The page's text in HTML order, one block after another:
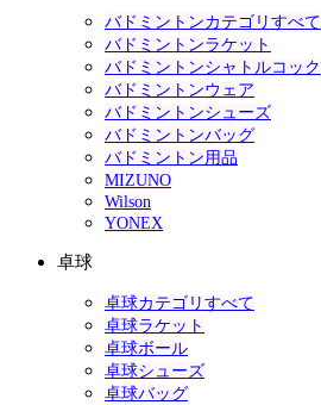
バドミントンカテゴリすべて
バドミントンラケット
バドミントンシャトルコック
バドミントンウェア
バドミントンシューズ
バドミントンバッグ
バドミントン用品
MIZUNO
Wilson
YONEX
卓球
卓球カテゴリすべて
卓球ラケット
卓球ボール
卓球シューズ
卓球バッグ